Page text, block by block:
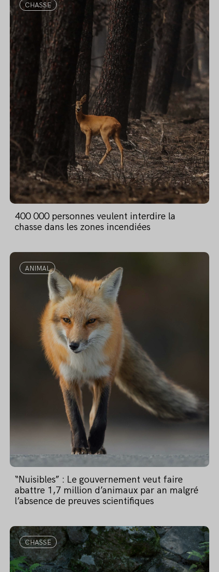
CHASSE
400 000 personnes veulent interdire la
chasse dans les zones incendiées
ANIMAL
“Nuisibles” : Le gouvernement veut faire
abattre 1,7 million d’animaux par an malgré
l’absence de preuves scientifiques
CHASSE